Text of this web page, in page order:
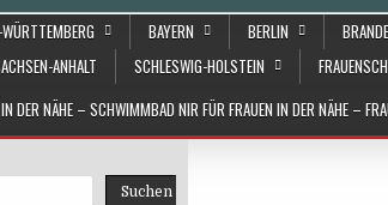
BAYERN BERLIN
ANHALT SCHLESWIG-HOLSTEIN
DER NÄHE – SCHWIMMBAD NIR FÜR FRAUEN IN DER NÄHE –
Suchen